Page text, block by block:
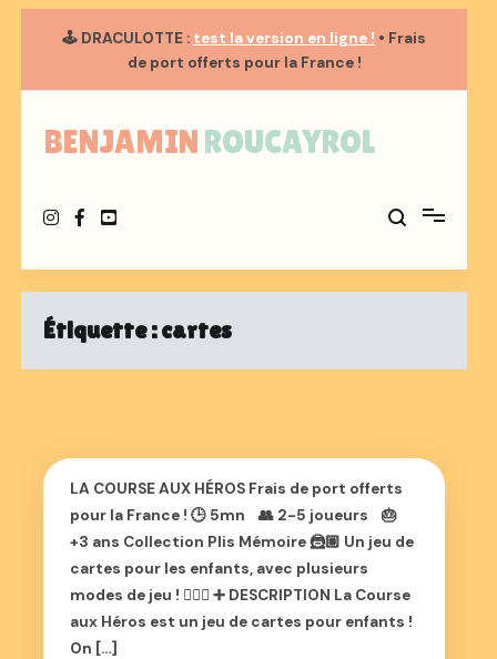
🕹️ DRACULOTTE : test la version en ligne ! • Frais
de port offerts pour la France !
contenu
BENJAMIN ROUCAYROL
Étiquette :cartes
LA COURSE AUX HÉROS Frais de port offerts
pour la France ! 🕒 5mn 👥 2-5 joueurs 🎂
+3 ans Collection Plis Mémoire 🦹🏼 Un jeu de
cartes pour les enfants, avec plusieurs
modes de jeu ! 🦸🏾‍♂️ ➕ DESCRIPTION La Course
aux Héros est un jeu de cartes pour enfants !
On […]